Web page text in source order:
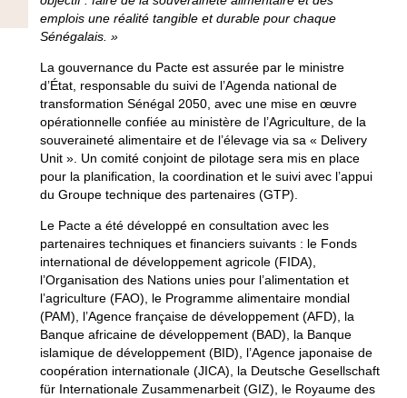
emplois une réalité tangible et durable pour chaque
Sénégalais. »
La gouvernance du Pacte est assurée par le ministre
d’État, responsable du suivi de l’Agenda national de
transformation Sénégal 2050, avec une mise en œuvre
opérationnelle confiée au ministère de l’Agriculture, de la
souveraineté alimentaire et de l’élevage via sa « Delivery
Unit ». Un comité conjoint de pilotage sera mis en place
pour la planification, la coordination et le suivi avec l’appui
du Groupe technique des partenaires (GTP).
Le Pacte a été développé en consultation avec les
partenaires techniques et financiers suivants : le Fonds
international de développement agricole (FIDA),
l’Organisation des Nations unies pour l’alimentation et
l’agriculture (FAO), le Programme alimentaire mondial
(PAM), l’Agence française de développement (AFD), la
Banque africaine de développement (BAD), la Banque
islamique de développement (BID), l’Agence japonaise de
coopération internationale (JICA), la Deutsche Gesellschaft
für Internationale Zusammenarbeit (GIZ), le Royaume des